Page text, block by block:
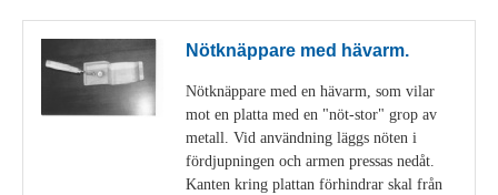
Nötknäppare med hävarm.
Nötknäppare med en hävarm, som vilar
mot en platta med en "nöt-stor" grop av
metall. Vid användning läggs nöten i
fördjupningen och armen pressas nedåt.
Kanten kring plattan förhindrar skal från